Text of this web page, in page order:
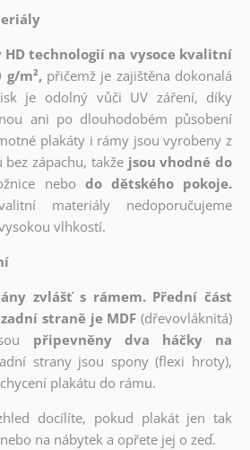
technologií na vysoce kvalitní
g/m², přičemž je zajištěna dokonalá
je odolný vůči UV záření, díky
ani po dlouhodobém působení
plakáty i rámy jsou vyrobeny z
zápachu, takže jsou vhodné do
nebo do dětského pokoje.
materiály nedoporučujeme
vlhkostí.
zvlášť s rámem. Přední část
straně je MDF (dřevovláknitá)
připevněny dva háčky na
strany jsou spony (flexi hroty),
plakátu do rámu.
docílíte, pokud plakát jen tak
na nábytek a opřete jej o zeď.